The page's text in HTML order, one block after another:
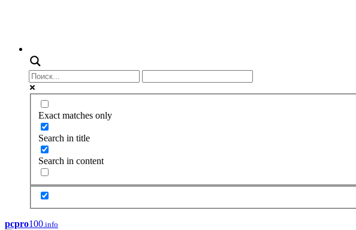
Exact matches only
Search in title
Search in content
pcpro100.info